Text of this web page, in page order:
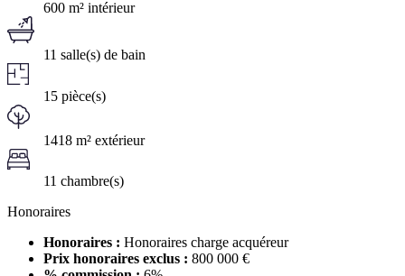
600 m² intérieur
11 salle(s) de bain
15 pièce(s)
1418 m² extérieur
11 chambre(s)
Honoraires
Honoraires : Honoraires charge acquéreur
Prix honoraires exclus : 800 000 €